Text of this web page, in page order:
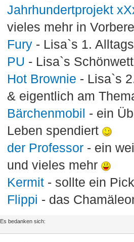
Jahrhundertprojekt
vieles mehr in
Fury - Lisa`s 1.
PU - Lisa`s
Hot Brownie - Lisa`s
& eigentlich am
Bärchenmobil - ein
Leben spendiert
der Professor - ein
und vieles mehr
Kermit- sollte ein
Flippi - das
Es bedanken sich: